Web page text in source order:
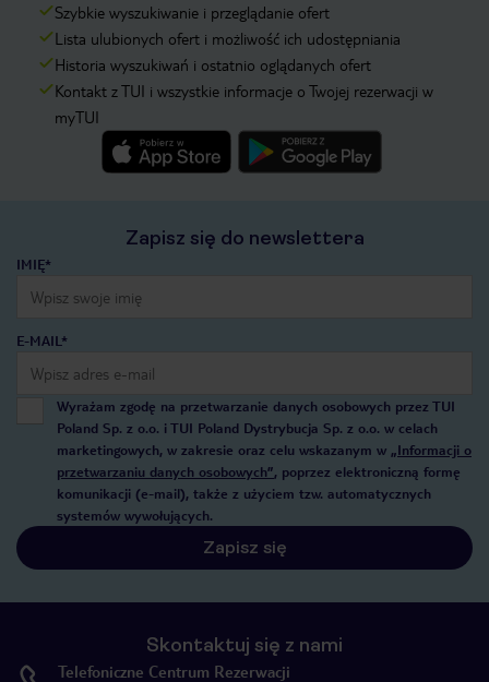
Szybkie wyszukiwanie i przeglądanie ofert
Lista ulubionych ofert i możliwość ich udostępniania
Historia wyszukiwań i ostatnio oglądanych ofert
Kontakt z TUI i wszystkie informacje o Twojej rezerwacji w
myTUI
Zapisz się do newslettera
IMIĘ*
E-MAIL*
Wyrażam zgodę na przetwarzanie danych osobowych przez TUI
Poland Sp. z o.o. i TUI Poland Dystrybucja Sp. z o.o. w celach
marketingowych, w zakresie oraz celu wskazanym w „Informacji o
przetwarzaniu danych osobowych”, poprzez elektroniczną formę
komunikacji (e-mail), także z użyciem tzw. automatycznych
systemów wywołujących.
Zapisz się
Skontaktuj się z nami
Telefoniczne Centrum Rezerwacji